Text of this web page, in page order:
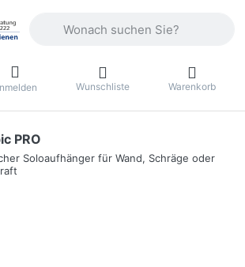
Wunschliste Warenkorb
PRO
Soloaufhänger für Wand, Schräge oder